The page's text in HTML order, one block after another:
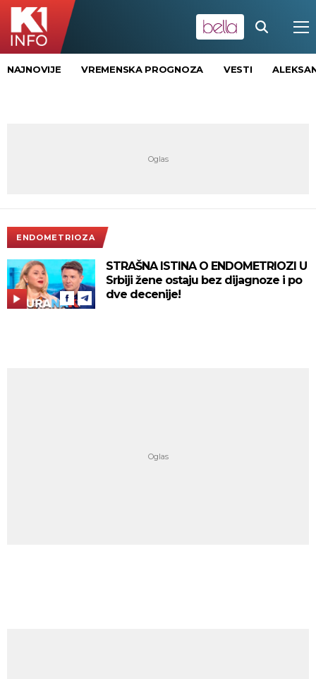
NAJNOVIJE VREMENSKA PROGNOZA VESTI
ENDOMETRIOZA
STRAŠNA ISTINA O ENDOMETRIOZI U
Srbiji žene ostaju bez dijagnoze i po
dve decenije!